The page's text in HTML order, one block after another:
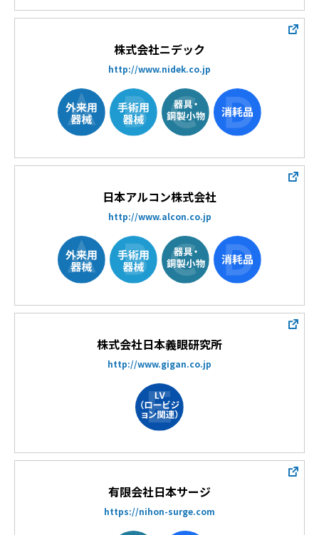
株式会社ニデック
http://www.nidek.co.jp
日本アルコン株式会社
http://www.alcon.co.jp
株式会社日本義眼研究所
http://www.gigan.co.jp
有限会社日本サージ
https://nihon-surge.com